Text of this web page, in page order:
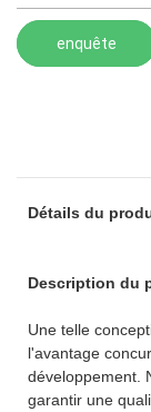
enquête
Détails du
Description du
Une telle
l'avantage
développement.
garantir une